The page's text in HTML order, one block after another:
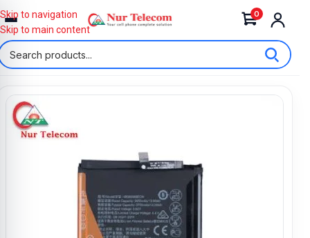
0
Skip to navigation
Skip to main content